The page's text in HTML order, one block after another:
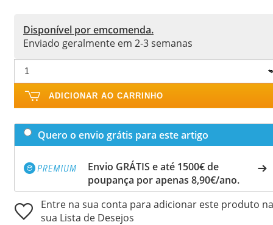
Disponível por emcomenda.
Enviado geralmente em 2-3 semanas
ADICIONAR AO CARRINHO
Quero o envio grátis para este artigo
Envio GRÁTIS e até 1500€ de
poupança por apenas 8,90€/ano.
Entre na sua conta para adicionar este produto na
sua Lista de Desejos